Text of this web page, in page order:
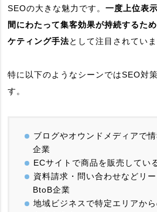
SEOの大きな魅力です。一度上位表
間にわたって集客効果が持続するた
ケティング手法として注目されていま
特に以下のようなシーンではSEO対
す。
ブログやオウンドメディアで
企業
ECサイトで商品を販売してい
資料請求・問い合わせなどリ
BtoB企業
地域ビジネスで特定エリアか